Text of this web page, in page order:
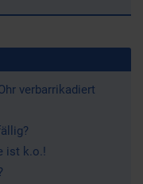
verbarrikadiert
ist k.o.!